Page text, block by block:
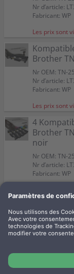
Nr d’article:
Fabricant: WP
Les prix sont
Brother
Nr OEM: TN-
Nr d’article:
Fabricant: WP
Les prix sont
4
Brother
noir
Nr OEM: TN-
Nr d’article:
Fabricant: WP
Brother
Nr OEM: TN-
Les prix sont